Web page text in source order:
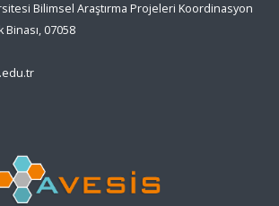
Bilimsel Araştırma Projeleri Koordinasyon
07058